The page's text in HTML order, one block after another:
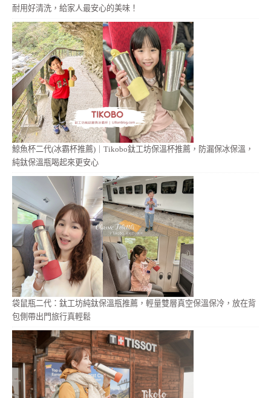
耐用好清洗，給家人最安心的美味！
鯨魚杯二代(冰霸杯推薦)｜Tikobo鈦工坊保溫杯推薦，防漏保冰保溫，
純鈦保溫瓶喝起來更安心
袋鼠瓶二代：鈦工坊純鈦保溫瓶推薦，輕量雙層真空保溫保冷，放在背
包側帶出門旅行真輕鬆